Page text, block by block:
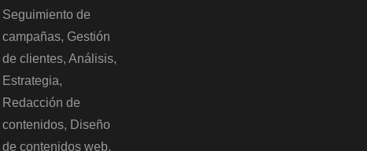
Seguimiento de
campañas, Gestión
de clientes, Análisis,
Estrategia,
Redacción de
contenidos, Diseño
de contenidos web.